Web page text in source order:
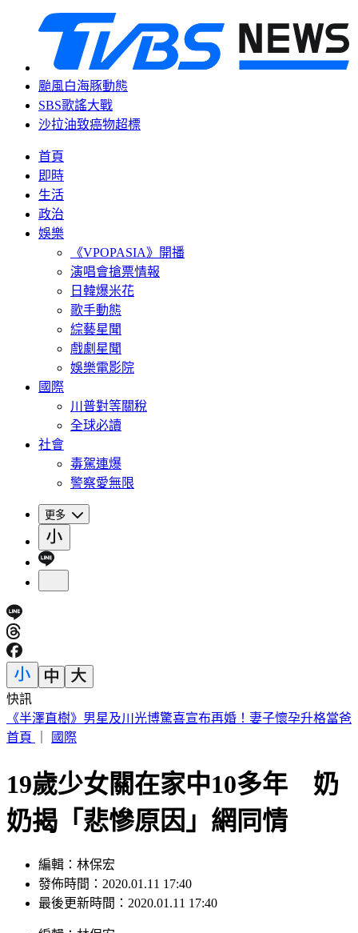
颱風白海豚動態
SBS歌謠大戰
沙拉油致癌物超標
首頁
即時
生活
政治
娛樂
《VPOPASIA》開播
演唱會搶票情報
日韓爆米花
歌手動態
綜藝星聞
戲劇星聞
娛樂電影院
國際
川普對等關稅
全球必讀
社會
毒駕連爆
警察愛無限
更多
快訊
台中今晚送肉粽！恰逢王功漁火節 喪家急喊「莫恐慌」曝送
煞路線
19歲少女關在家中10多年 奶
奶揭「悲慘原因」網同情
編輯：林保宏
發佈時間：2020.01.11 17:40